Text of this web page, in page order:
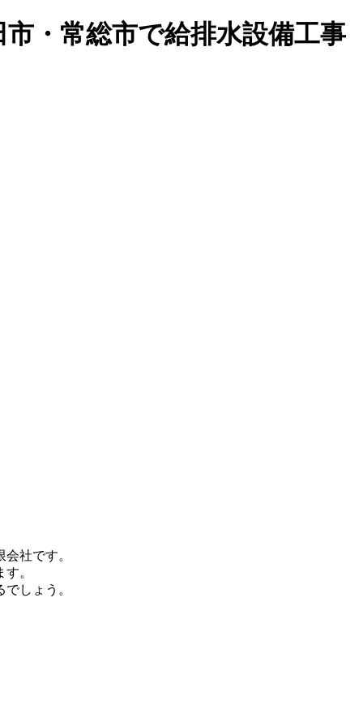
・常総市で給排水設備工事
社です。
。
しょう。